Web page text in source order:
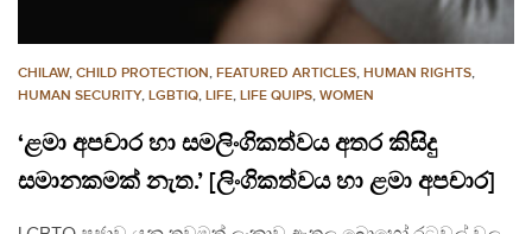
CHILAW, CHILD PROTECTION, FEATURED ARTICLES, HUMAN RIGHTS,
HUMAN SECURITY, LGBTIQ, LIFE, LIFE QUIPS, WOMEN
‘ළමා අපචාර හා සමලිංගිකත්වය අතර කිසිදු
සමානකමක් නැත.’ [ලිංගිකත්වය හා ළමා අපචාර]